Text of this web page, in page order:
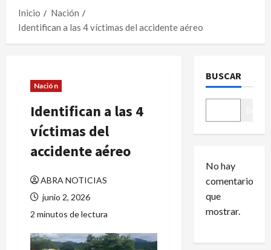
Inicio
Nación
Identifican a las 4 víctimas del accidente aéreo
Nación
Identifican a las 4
víctimas del
accidente aéreo
ABRA NOTICIAS
junio 2, 2026
2 minutos de lectura
BUSCAR
No hay
comentarios
que
mostrar.